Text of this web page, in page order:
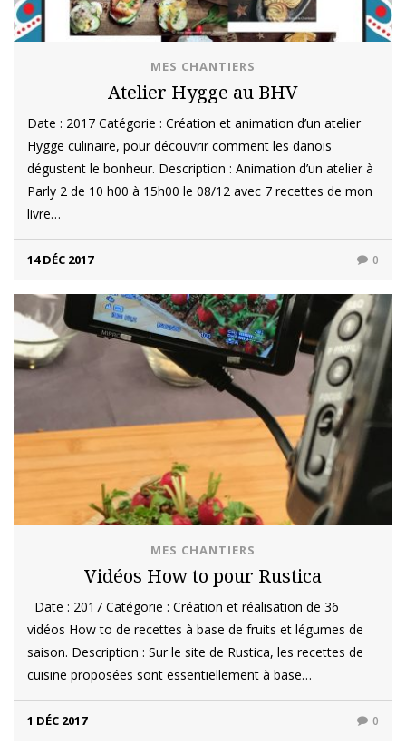
MES CHANTIERS
Atelier Hygge au BHV
Date : 2017 Catégorie : Création et animation d’un atelier
Hygge culinaire, pour découvrir comment les danois
dégustent le bonheur. Description : Animation d’un atelier à
Parly 2 de 10 h00 à 15h00 le 08/12 avec 7 recettes de mon
livre…
14 DÉC 2017 0
MES CHANTIERS
Vidéos How to pour Rustica
Date : 2017 Catégorie : Création et réalisation de 36
vidéos How to de recettes à base de fruits et légumes de
saison. Description : Sur le site de Rustica, les recettes de
cuisine proposées sont essentiellement à base…
1 DÉC 2017 0